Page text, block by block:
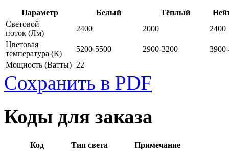
Параметр Белый Тёплый
Световой
поток (Лм)
2400 2000
2400
Цветовая
температура (К)
5200-5500 2900-3200
Мощность (Ватты) 22
Сохранить в PDF
Коды для заказа
Код Тип света
Примечание